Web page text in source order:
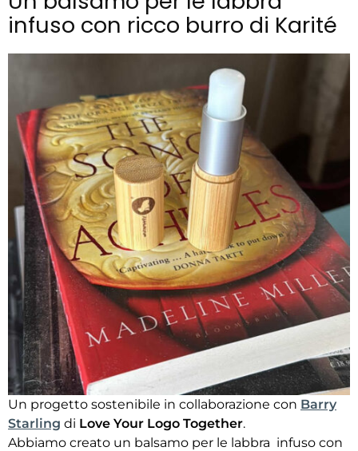
infuso con ricco burro di Karité
Un progetto sostenibile in collaborazione con Barry
Starling di Love Your Logo Together.
Abbiamo creato un balsamo per le labbra infuso con